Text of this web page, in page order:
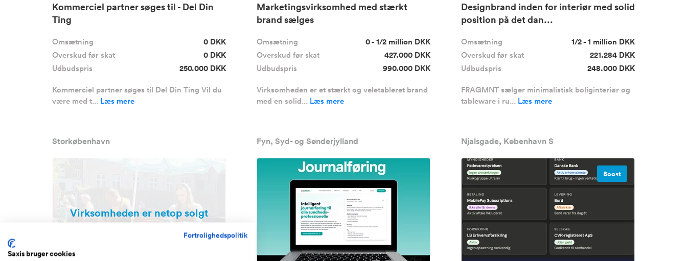
Kommerciel partner søges til - Del Din
Ting
Omsætning
0 DKK
Overskud før skat
0 DKK
Udbudspris
250.000 DKK
Kommerciel partner søges til Del Din Ting Vil du
være med t... Læs mere
Marketingsvirksomhed med stærkt
brand sælges
Omsætning
0 - 1/2 million DKK
Overskud før skat
427.000 DKK
Udbudspris
990.000 DKK
Virksomheden er et stærkt og veletableret brand
med en solid... Læs mere
Designbrand inden for interiør med solid
position på det dan...
Omsætning
1/2 - 1 million DKK
Overskud før skat
221.284 DKK
Udbudspris
248.000 DKK
FRAGMNT sælger minimalistisk boliginteriør og
tableware i ru... Læs mere
Storkøbenhavn
Virksomheden er netop solgt
Fyn, Syd- og Sønderjylland Njalsgade, København S
Boost
Fortrolighedspolitik
Saxis bruger cookies